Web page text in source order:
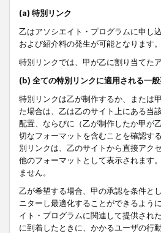
(a) 特別リンク
乙はアソシエイト・プログラムに申し
および紹介料の発生が可能となります。
特別リンクでは、甲が乙に割り当てた
(b) 全ての特別リンクに適用される一
特別リンクは乙が制作するか、または
た場合は、乙は乙のサイト上にある当
配置、ならびに（乙が制作したか甲が
切なフォーマットを含むことを確認す
別リンクは、乙のサイトから直接アク
他のフォーマットとして表示されます
ません。
乙が希望する場合、甲の承認を条件と
ニターし最適化することができるよう
イト・プログラムに関連して提供され
に到着したときに、かかるユーザの行